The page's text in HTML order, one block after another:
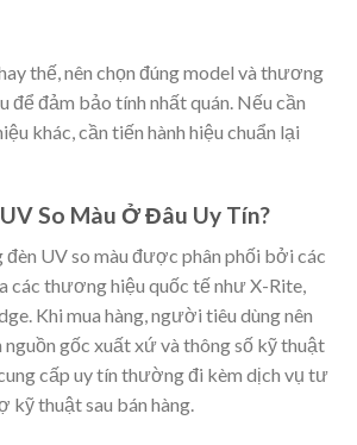
thế, nên chọn đúng model và thương
để đảm bảo tính nhất quán. Nếu cần
khác, cần tiến hành hiệu chuẩn lại
So Màu Ở Đâu Uy Tín?
UV so màu được phân phối bởi các
các thương hiệu quốc tế như X-Rite,
Khi mua hàng, người tiêu dùng nên
nguồn gốc xuất xứ và thông số kỹ thuật
cấp uy tín thường đi kèm dịch vụ tư
kỹ thuật sau bán hàng.